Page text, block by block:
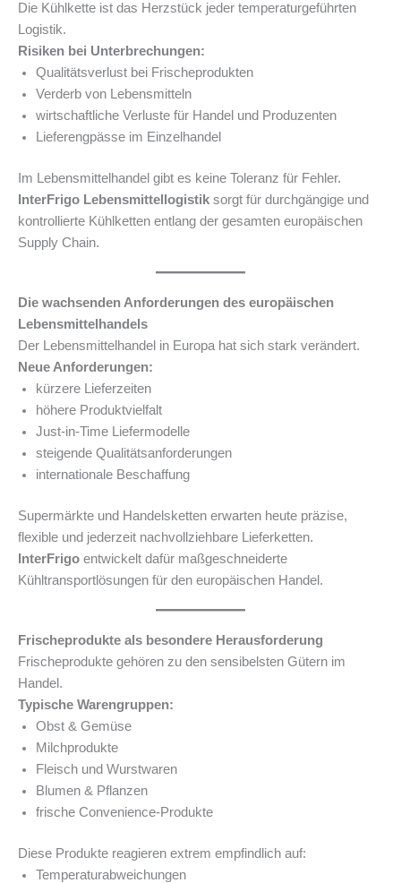
Die Kühlkette ist das Herzstück jeder temperaturgeführten
Logistik.
Risiken bei Unterbrechungen:
Qualitätsverlust bei Frischeprodukten
Verderb von Lebensmitteln
wirtschaftliche Verluste für Handel und Produzenten
Lieferengpässe im Einzelhandel
Im Lebensmittelhandel gibt es keine Toleranz für Fehler.
InterFrigo Lebensmittellogistik sorgt für durchgängige und
kontrollierte Kühlketten entlang der gesamten europäischen
Supply Chain.
Die wachsenden Anforderungen des europäischen
Lebensmittelhandels
Der Lebensmittelhandel in Europa hat sich stark verändert.
Neue Anforderungen:
kürzere Lieferzeiten
höhere Produktvielfalt
Just-in-Time Liefermodelle
steigende Qualitätsanforderungen
internationale Beschaffung
Supermärkte und Handelsketten erwarten heute präzise,
flexible und jederzeit nachvollziehbare Lieferketten.
InterFrigo entwickelt dafür maßgeschneiderte
Kühltransportlösungen für den europäischen Handel.
Frischeprodukte als besondere Herausforderung
Frischeprodukte gehören zu den sensibelsten Gütern im
Handel.
Typische Warengruppen:
Obst & Gemüse
Milchprodukte
Fleisch und Wurstwaren
Blumen & Pflanzen
frische Convenience-Produkte
Diese Produkte reagieren extrem empfindlich auf:
Temperaturabweichungen